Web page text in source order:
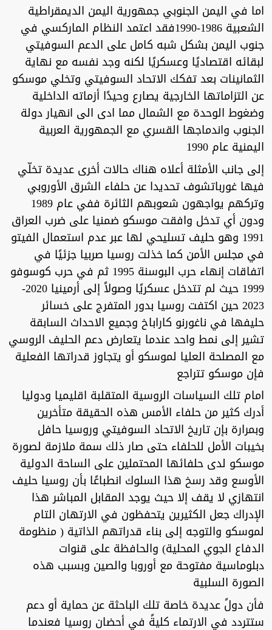
اما في اليمن الجنوبي جمهورية اليمن الديمقراطية
الشعبية 1986-1990فقد اعتمد النظام الماركسي في
جنوب اليمن بشكل شبه كامل على الدعم السوفيتي
لبقائه اقتصاديًا وعسكريًا لكنه وجد نفسه مع نهاية
الثمانينات بعد تفكك الاتحاد السوفيتي وتخلي موسكو
عن التزاماتها الخارجية يصارع وحيدًا أزماته الداخلية
وضغوط الوحدة مع الشمال مما ادى الى انهيار دولة
الجنوب واندماجها القسري مع الجمهورية العربية
اليمنية عام 1990
إلى جانب الأمثلة أعلاه هناك حالات أخرى عديدة تخلّي
فيها غورباتشوف تحديدا عن حلفاء الشرق الأوروبي
وتركهم يواجهون شعوبهم الثائرة ففي عام 1989
ودون أي تدخل وافقت موسكو ضمنيا على ضرب العراق
1991 وهو حليف تسليحي لها عبر عدم استعمال الفيتو
في مجلس الأمن كما خذلت روسيا صربيا جزئيًا في
اتفاقات إنهاء حرب البوسنة 1995 ثم في حرب كوسوفو
1999 حيث لم تتدخل عسكريًا وصولاً إلى أرمينيا 2020-
2023 حين اكتفت روسيا بدور المتفرج على خسائر
حليفها في ناغورنو كاراباخ وجميع الاحداث السابقة
تشير إلى نمط واحد عندما يتعارض دعم الحليف الروسي
مع المصلحة العليا لموسكو أو يتجاوز قدراتها الفعلية
فإن موسكو تتراجع
امام تلك السياسات الروسية المتقلبة اقليميا ودوليا
أدرك كثير من حلفاء الأمس هذه الحقيقة متأخرين
وبمرارة بإن تاريخ الاتحاد السوفيتي وروسيا حافل
بخيبات الأمل للحلفاء حتى صار ذلك سمة ملازمة لصورة
موسكو لدى حلفائها المحتملين على الساحة الدولية
الأوسع وقد رسخ هذا السلوك انطباعًا بأن روسيا حليف
انتهازي لا يقف إلا حيث يوجد المقابل المباشر هذا
الإدراك جعل الكثيرين يتحفظون في الارتهان التام
لموسكو والتوجه إلى بناء قدراتهم الذاتية ( منظومة
الدفاع الجوي المحلية) والحافظة على قنوات
دبلوماسية مفتوحة مع أوروبا والصين وبسبب هذه
الصورة السلبية
فأن دولً عديدة خاصة تلك الباحثة عن حماية أو دعم
ستتردد في الارتماء كليةً في أحضان روسيا فعندما